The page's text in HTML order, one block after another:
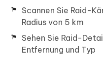
Scannen Sie Raid-
Radius von 5 km
Sehen Sie Raid-
Entfernung und Typ